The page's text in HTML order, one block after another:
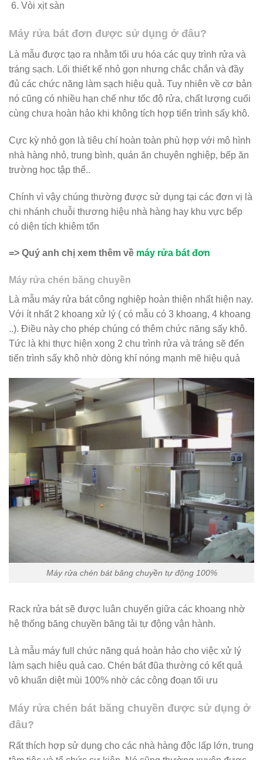
Vòi xịt sàn
Máy rửa bát đơn được sử dụng ở đâu?
Là mẫu được tạo ra nhằm tối ưu hóa các quy trình rửa và
tráng sạch. Lối thiết kế nhỏ gọn nhưng chắc chắn và đầy
đủ các chức năng làm sạch hiệu quả. Tuy nhiên về cơ bản
nó cũng có nhiều hạn chế như tốc độ rửa, chất lượng cuối
cùng chưa hoàn hảo khi không tích hợp tiến trình sấy khô.
Cực kỳ nhỏ gọn là tiêu chí hoàn toàn phù hợp với mô hình
nhà hàng nhỏ, trung bình, quán ăn chuyên nghiệp, bếp ăn
trường học tập thể..
Chính vì vậy chúng thường được sử dụng tại các đơn vị là
chi nhánh chuỗi thương hiệu nhà hàng hay khu vực bếp
có diện tích khiêm tốn
=> Quý anh chị xem thêm về máy rửa bát đơn
Máy rửa chén băng chuyền
Là mẫu máy rửa bát công nghiệp hoàn thiện nhất hiện nay.
Với ít nhất 2 khoang xử lý ( có mẫu có 3 khoang, 4 khoang
..). Điều này cho phép chúng có thêm chức năng sấy khô.
Tức là khi thực hiện xong 2 chu trình rửa và tráng sẽ đến
tiến trình sấy khô nhờ dòng khí nóng mạnh mẽ hiệu quả
Máy rửa chén bát băng chuyền tự động 100%
Rack rửa bát sẽ được luân chuyển giữa các khoang nhờ
hệ thống băng chuyền băng tải tự động vận hành.
Là mẫu máy full chức năng quá hoàn hảo cho việc xử lý
làm sạch hiệu quả cao. Chén bát đũa thường có kết quả
vô khuẩn diệt mùi 100% nhờ các công đoạn tối ưu
Máy rửa chén bát băng chuyền được sử dụng ở
đâu?
Rất thích hợp sử dụng cho các nhà hàng độc lấp lớn, trung